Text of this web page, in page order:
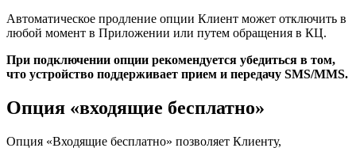
Автоматическое продление опции Клиент может отключить в
любой момент в Приложении или путем обращения в КЦ.
При подключении опции рекомендуется убедиться в том,
что устройство поддерживает прием и передачу SMS/MMS.
Опция «входящие бесплатно»
Опция «Входящие бесплатно» позволяет Клиенту,